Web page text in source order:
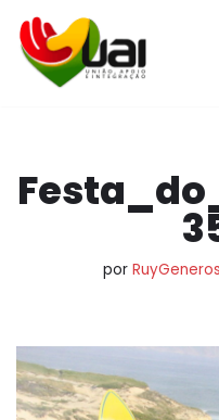
Pular
para
por